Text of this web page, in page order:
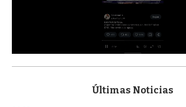
s
Últimas Noticias